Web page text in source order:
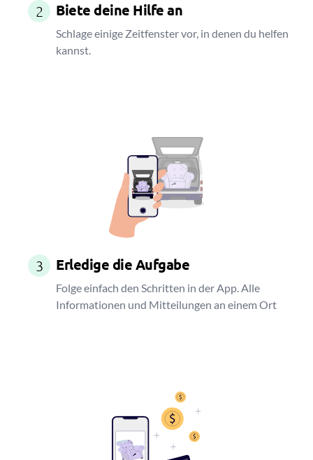
2 Biete deine Hilfe an
Schlage einige Zeitfenster vor, in denen du helfen
kannst.
3 Erledige die Aufgabe
Folge einfach den Schritten in der App. Alle
Informationen und Mitteilungen an einem Ort